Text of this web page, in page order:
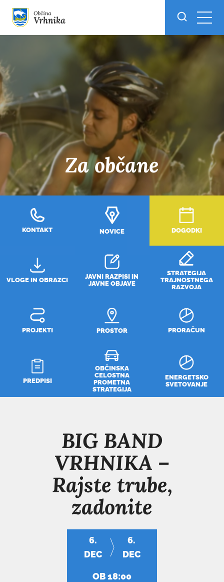
Skoči do osrednje vsebine
Za občane
KONTAKT NOVICE DOGODKI
VLOGE IN OBRAZCI
JAVNI RAZPISI IN
JAVNE OBJAVE
STRATEGIJA
TRAJNOSTNEGA
RAZVOJA
PROJEKTI PROSTOR PRORAČUN
PREDPISI
OBČINSKA
CELOSTNA
PROMETNA
STRATEGIJA
ENERGETSKO
SVETOVANJE
BIG BAND
VRHNIKA –
Rajste trube,
zadonite
6.
DEC
6.
DEC
OB 18:00